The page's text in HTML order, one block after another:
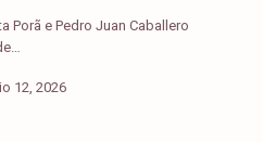
Porã e Pedro Juan Caballero
12, 2026